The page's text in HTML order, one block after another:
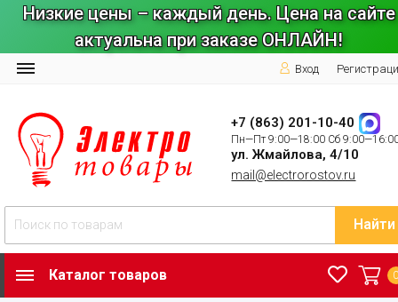
Низкие цены – каждый день. Цена на сайте
актуальна при заказе ОНЛАЙН!
Вход
+7 (863) 201-10-40
Пн—Пт 9:00—18:00 Сб
ул. Жмайлова, 4/10
mail@electrorostov.ru
Найти
Каталог товаров